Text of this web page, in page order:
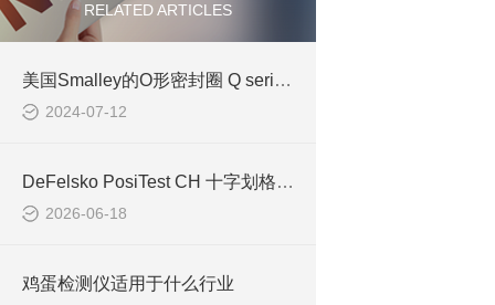
RELATED ARTICLES
美国Smalley的O形密封圈 Q series应用和特性介绍
2024-07-12
DeFelsko PosiTest CH 十字划格附着力测试仪：涂层附着性能标准化检测
2026-06-18
鸡蛋检测仪适用于什么行业